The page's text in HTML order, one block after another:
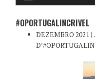
#OPORTUGALINCRIVEL
DEZEMBRO 2021